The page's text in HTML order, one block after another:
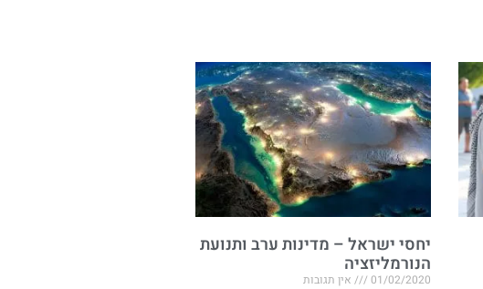
יחסי ישראל – מדינות ערב ותנועת
הנורמליזציה
01/02/2020 אין תגובות